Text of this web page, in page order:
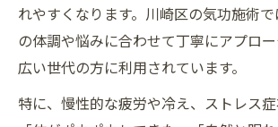
れやすくなります。川崎区の気功施術
の体調や悩みに合わせて丁寧にアプロ
広い世代の方に利用されています。
特に、慢性的な疲労や冷え、ストレス